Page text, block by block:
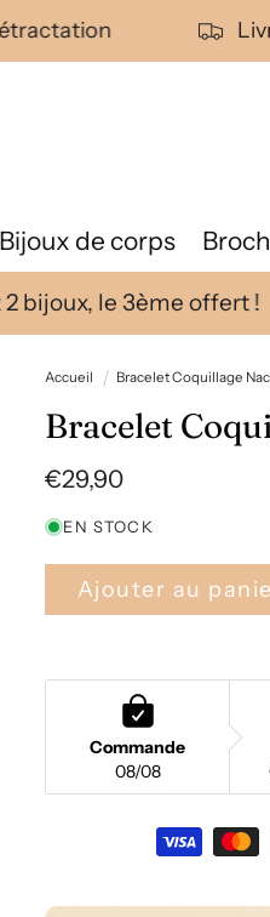
Bijoux de corps
bijoux, le 3ème offert !
Accueil Bracelet Coquillage
Bracelet
Prix
€29,90
EN STOCK
Ajouter au
Commande
08/08